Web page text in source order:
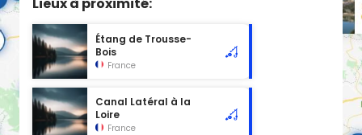
Lieux à proximité:
Étang de Trousse-
Bois
France
Canal Latéral à la
Loire
France